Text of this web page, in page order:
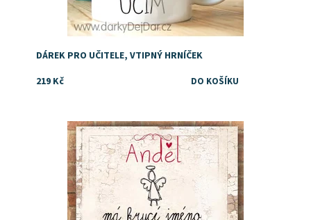
DÁREK PRO UČITELE, VTIPNÝ HRNÍČEK
219 Kč
Nápad a dárek pro paní učitelku nebo paní vychovatelku
Dostupnost:
Skladem